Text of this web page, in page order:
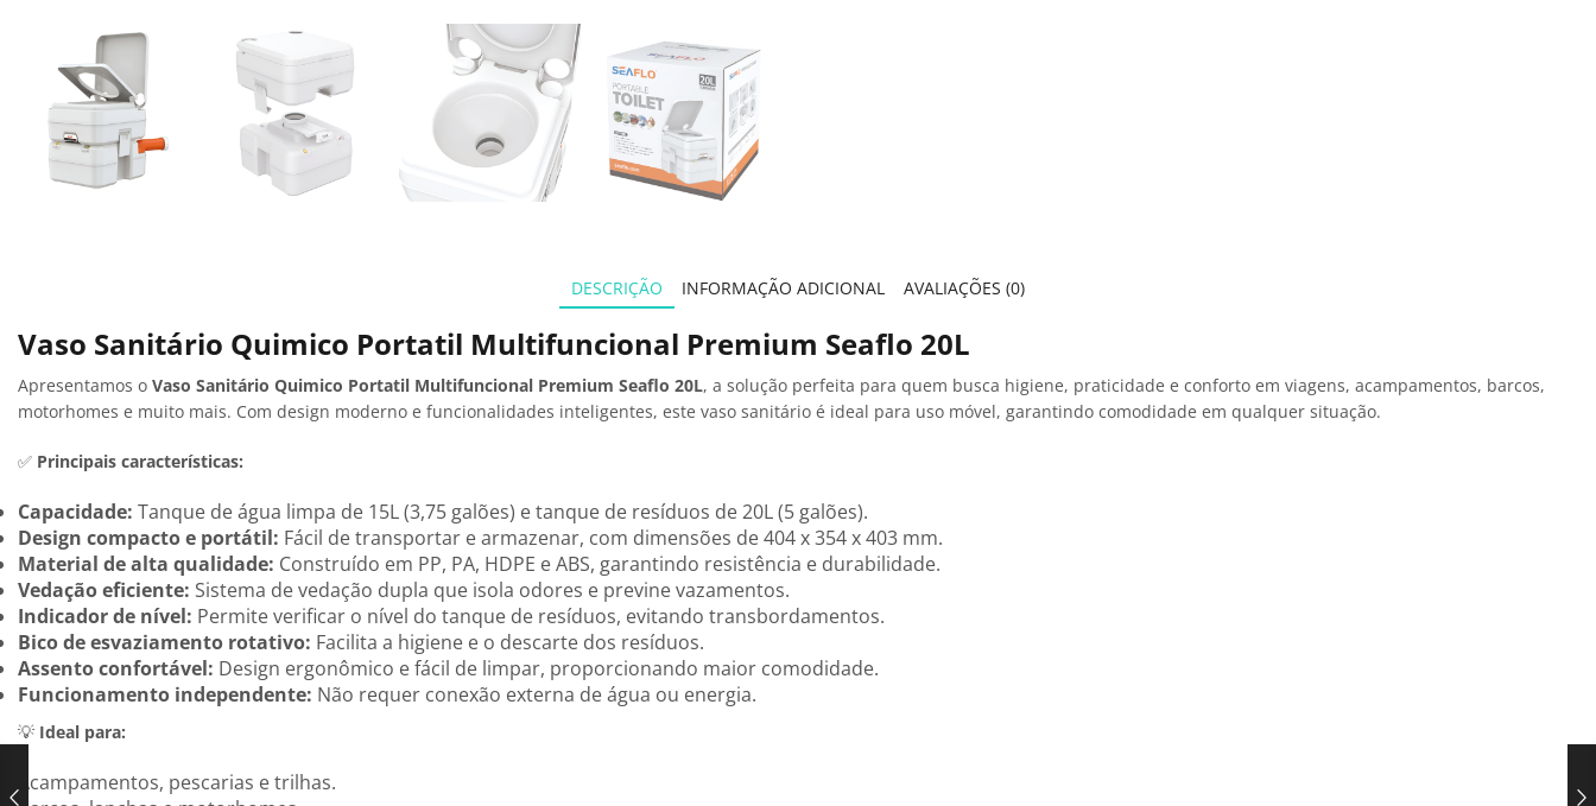
DESCRIÇÃO INFORMAÇÃO ADICIONAL AVALIAÇÕES (0)
Vaso Sanitário Quimico Portatil Multifuncional Premium Seaflo 20L
Apresentamos o Vaso Sanitário Quimico Portatil Multifuncional Premium Seaflo 20L, a solução perfeita para quem busca higiene, praticidade e conforto em viagens, acampamentos, barcos,
motorhomes e muito mais. Com design moderno e funcionalidades inteligentes, este vaso sanitário é ideal para uso móvel, garantindo comodidade em qualquer situação.
✅ Principais características:
Capacidade: Tanque de água limpa de 15L (3,75 galões) e tanque de resíduos de 20L (5 galões).
Design compacto e portátil: Fácil de transportar e armazenar, com dimensões de 404 x 354 x 403 mm.
Material de alta qualidade: Construído em PP, PA, HDPE e ABS, garantindo resistência e durabilidade.
Vedação eficiente: Sistema de vedação dupla que isola odores e previne vazamentos.
Indicador de nível: Permite verificar o nível do tanque de resíduos, evitando transbordamentos.
Bico de esvaziamento rotativo: Facilita a higiene e o descarte dos resíduos.
Assento confortável: Design ergonômico e fácil de limpar, proporcionando maior comodidade.
Funcionamento independente: Não requer conexão externa de água ou energia.
💡 Ideal para:
Acampamentos, pescarias e trilhas.